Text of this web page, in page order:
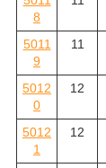
8
5011
9
11
5012
0
12
5012
1
12